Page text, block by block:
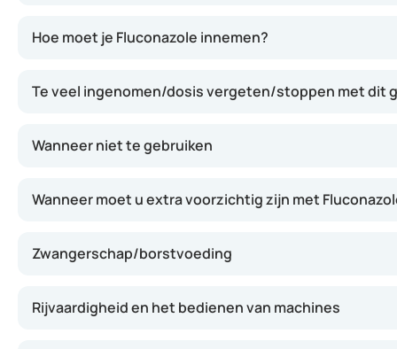
Hoe moet je Fluconazole innemen?
Te veel ingenomen/dosis vergeten/stoppen met dit
Wanneer niet te gebruiken
Wanneer moet u extra voorzichtig zijn met
Zwangerschap/borstvoeding
Rijvaardigheid en het bedienen van machines